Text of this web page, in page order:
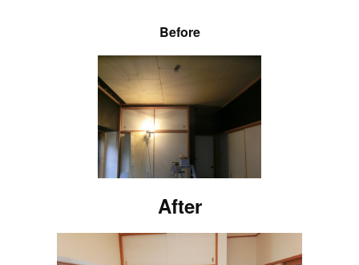
Before
After